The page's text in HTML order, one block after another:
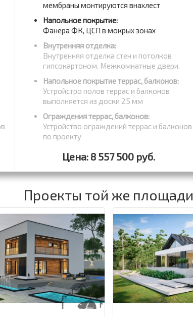
мембраны монтируются внахлест
Напольное покрытие:
Фанера ФК, ЦСП в мокрых зонах
Внутренняя отделка:
Внутренняя отделка стен и потолков
гипсокартоном. Межкомнатные двери.
Напольное покрытие террас, балконов:
Устройстро полов террас и балконов
выполняется из доски 25 мм
Ограждения террас, балконов:
Устройство ограждений террас и балконов
по проекту
Цена: 8 557 500 руб.
Проекты той же площади